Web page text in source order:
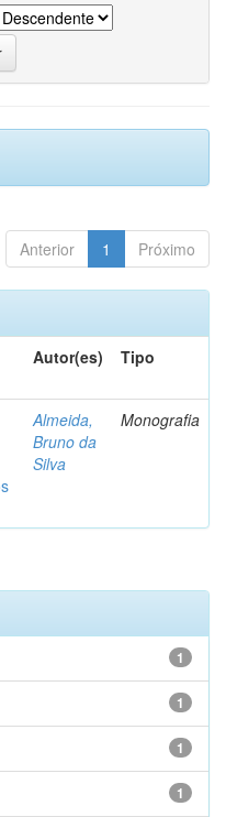
Anterior 1 Próximo
Autor(es) Tipo
Almeida,
Bruno da
Silva
Monografia
1
1
1
1